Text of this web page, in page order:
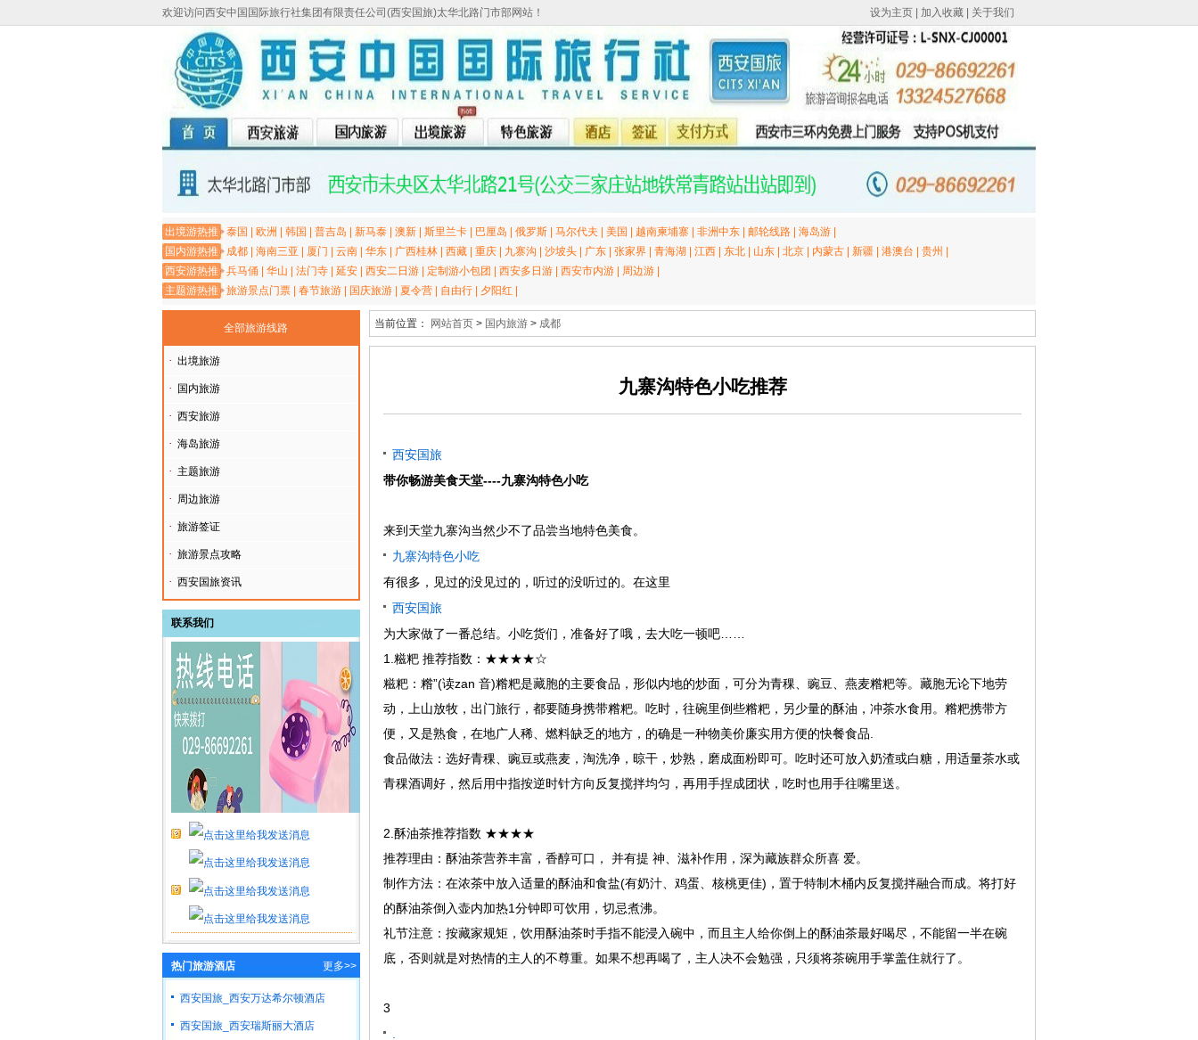
欢迎访问西安中国国际旅行社集团有限责任公司(西安国旅)太华北路门市部网站！ 设为主页 加入收藏 关于我们
出境游热推泰国 欧洲 韩国 普吉岛 新马泰 澳新 斯里兰卡 巴厘岛 俄罗斯 马尔代夫 美国 越南柬埔寨 非洲中东 邮轮线路 海岛游
国内游热推 成都 海南三亚 厦门 云南 华东 广西桂林 西藏 重庆 九寨沟 沙坡头 广东 张家界 青海湖 江西 东北 山东 北京 内蒙古 新疆 港澳台 贵州
西安游热推兵马俑 华山 法门寺 延安 西安二日游 定制游小包团 西安多日游 西安市内游 周边游
主题游热推旅游景点门票 春节旅游 国庆旅游 夏令营 自由行 夕阳红
全部旅游线路
· 出境旅游
· 国内旅游
· 西安旅游
· 海岛旅游
· 主题旅游
· 周边旅游
· 旅游签证
· 旅游景点攻略
· 西安国旅资讯
联系我们
热门旅游酒店 更多>>
西安国旅_西安万达希尔顿酒店
西安国旅_西安瑞斯丽大酒店
当前位置： 网站首页 > 国内旅游 > 成都
九寨沟特色小吃推荐
西安国旅
带你畅游美食天堂----九寨沟特色小吃
来到天堂九寨沟当然少不了品尝当地特色美食。
九寨沟特色小吃
有很多，见过的没见过的，听过的没听过的。在这里
西安国旅
为大家做了一番总结。小吃货们，准备好了哦，去大吃一顿吧……
1.糍粑 推荐指数 ：★★★★☆
糍粑： 糌”(读zan 音)糌粑是藏胞的主要食品，形似内地的炒面，可分为青稞、豌豆、燕麦糌粑等。藏胞无论下地劳
动，上山放牧，出门旅行，都要随身携带糌粑。吃时，往碗里倒些糌粑，另少量的酥油，冲茶水食用。糌粑携带方
便，又是熟食，在地广人稀、燃料缺乏的地方，的确是一种物美价廉实用方便的快餐食品.
食品做法：选好青稞、豌豆或燕麦，淘洗净，晾干，炒熟，磨成面粉即可。吃时还可放入奶渣或白糖，用适量茶水或
青稞酒调好，然后用中指按逆时针方向反复搅拌均匀，再用手捏成团状，吃时也用手往嘴里送。
2.酥油茶推荐指数 ★★★★
推荐理由：酥油茶营养丰富，香醇可口， 并有提 神、滋补作用，深为藏族群众所喜 爱。
制作方法：在浓茶中放入适量的酥油和食盐(有奶汁、鸡蛋、核桃更佳)，置于特制木桶内反复搅拌融合而成。将打好
的酥油茶倒入壶内加热1分钟即可饮用，切忌煮沸。
礼节注意：按藏家规矩，饮用酥油茶时手指不能浸入碗中，而且主人给你倒上的酥油茶最好喝尽，不能留一半在碗
底，否则就是对热情的主人的不尊重。如果不想再喝了，主人决不会勉强，只须将茶碗用手掌盖住就行了。
3